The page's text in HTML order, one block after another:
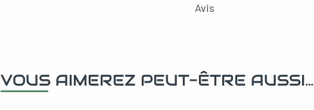
Avis
VOUS AIMEREZ PEUT-ÊTRE AUSSI…